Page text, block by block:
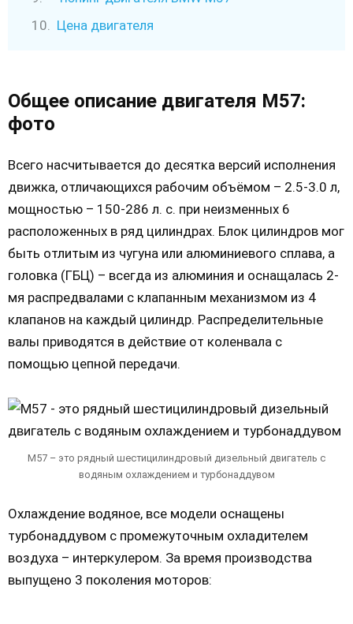
Цена двигателя
Общее описание двигателя М57:
фото
Всего насчитывается до десятка версий исполнения
движка, отличающихся рабочим объёмом – 2.5-3.0 л,
мощностью – 150-286 л. с. при неизменных 6
расположенных в ряд цилиндрах. Блок цилиндров мог
быть отлитым из чугуна или алюминиевого сплава, а
головка (ГБЦ) – всегда из алюминия и оснащалась 2-
мя распредвалами с клапанным механизмом из 4
клапанов на каждый цилиндр. Распределительные
валы приводятся в действие от коленвала с
помощью цепной передачи.
М57 – это рядный шестицилиндровый дизельный двигатель с
водяным охлаждением и турбонаддувом
Охлаждение водяное, все модели оснащены
турбонаддувом с промежуточным охладителем
воздуха – интеркулером. За время производства
выпущено 3 поколения моторов: